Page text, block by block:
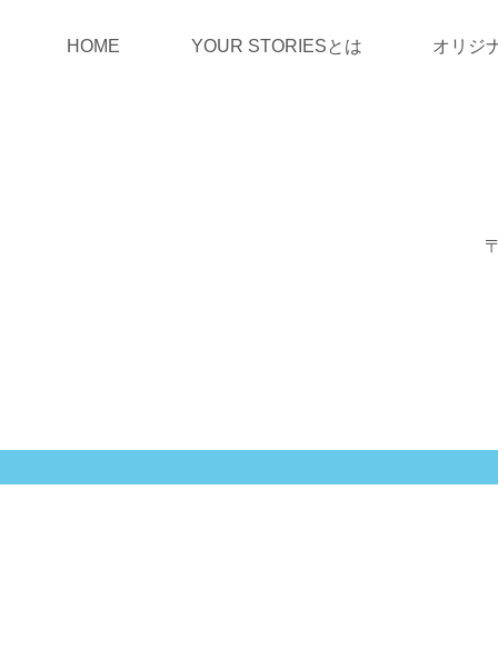
HOME YOUR STORIESとは オリジ